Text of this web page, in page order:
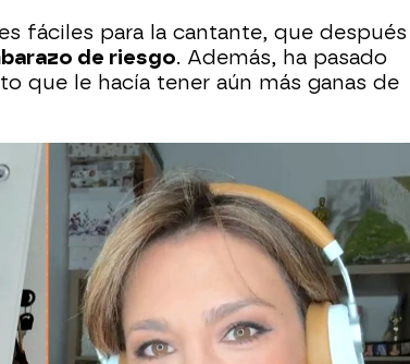
fáciles para la cantante, que después
de riesgo. Además, ha pasado
que le hacía tener aún más ganas de